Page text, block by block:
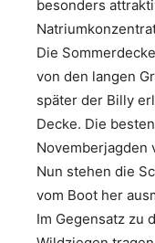
besonders
Die
von den langen
später der Billy
Decke. Die
Novemberjagden
Nun stehen die
vom Boot her
Im Gegensatz zu